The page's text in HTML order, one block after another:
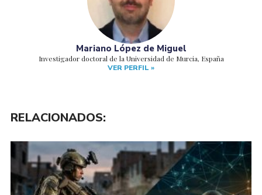
Mariano López de Miguel
Investigador doctoral de la Universidad de Murcia, España
VER PERFIL »
RELACIONADOS: